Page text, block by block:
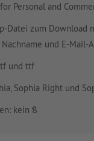
Personal and
Datei zum Download
und E-Mail-
und ttf
Sophia Right und
kein ß